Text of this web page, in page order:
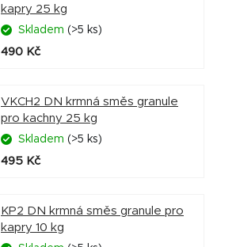
kapry 25 kg
Skladem (>5 ks)
490 Kč
VKCH2 DN krmná směs granule
pro kachny 25 kg
Skladem (>5 ks)
495 Kč
KP2 DN krmná směs granule pro
kapry 10 kg